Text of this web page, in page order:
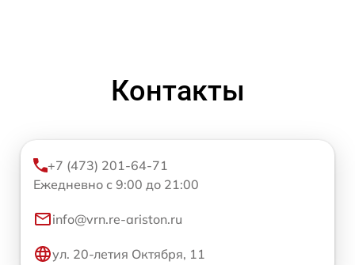
Контакты
+7 (473) 201-64-71
Ежедневно с 9:00 до 21:00
info@vrn.re-ariston.ru
ул. 20-летия Октября, 11